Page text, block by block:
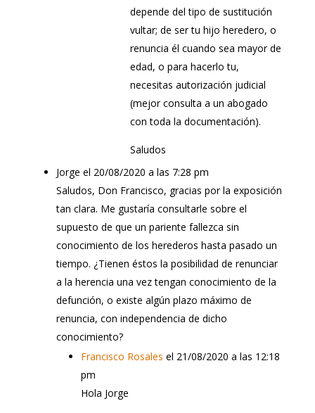
depende del tipo de sustitución
vultar; de ser tu hijo heredero, o
renuncia él cuando sea mayor de
edad, o para hacerlo tu,
necesitas autorización judicial
(mejor consulta a un abogado
con toda la documentación).
Saludos
Jorge el 20/08/2020 a las 7:28 pm
Saludos, Don Francisco, gracias por la exposición
tan clara. Me gustaría consultarle sobre el
supuesto de que un pariente fallezca sin
conocimiento de los herederos hasta pasado un
tiempo. ¿Tienen éstos la posibilidad de renunciar
a la herencia una vez tengan conocimiento de la
defunción, o existe algún plazo máximo de
renuncia, con independencia de dicho
conocimiento?
Francisco Rosales el 21/08/2020 a las 12:18
pm
Hola Jorge